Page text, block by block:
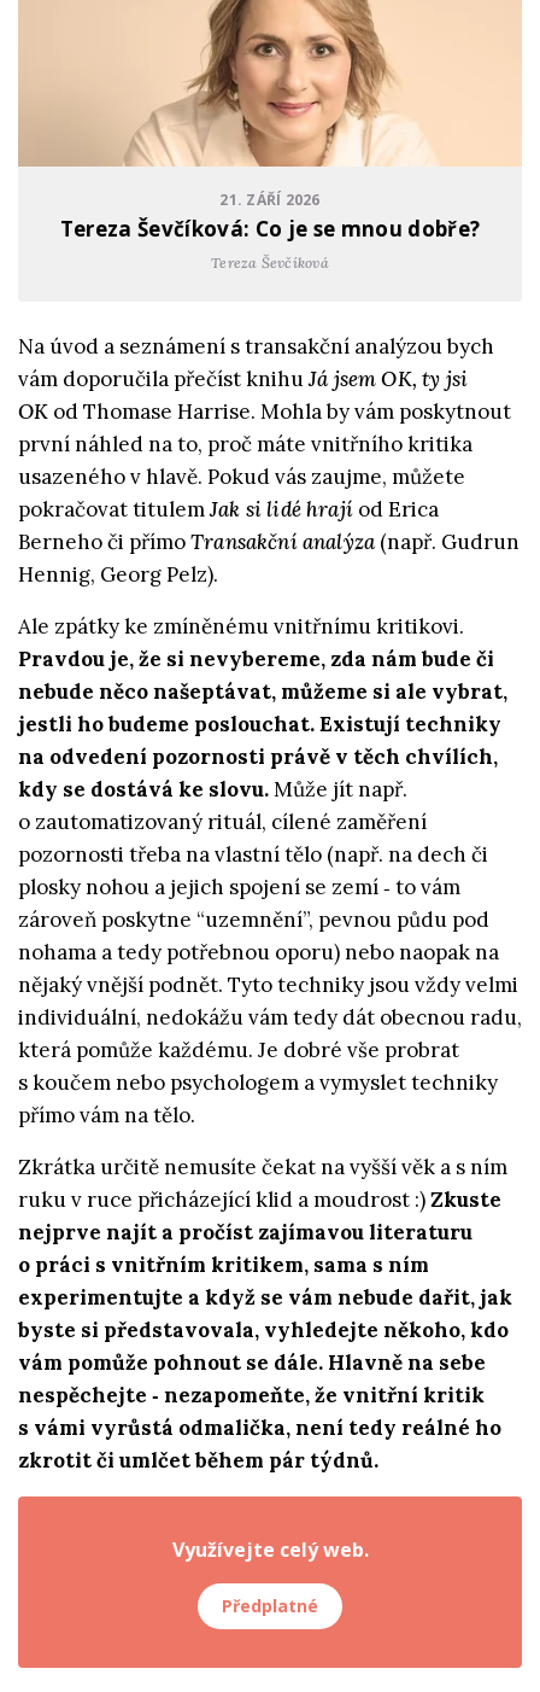
21. ZÁŘÍ 2026
Tereza Ševčíková: Co je se mnou dobře?
Tereza Ševčíková
Na úvod a seznámení s transakční analýzou bych
vám doporučila přečíst knihuJá jsem OK, ty jsi
OK od Thomase Harrise. Mohla by vám poskytnout
první náhled na to, proč máte vnitřního kritika
usazeného v hlavě. Pokud vás zaujme, můžete
pokračovat titulemJak si lidé hrajíod Erica
Berneho či přímoTransakční analýza (např. Gudrun
Hennig, Georg Pelz).
Ale zpátky ke zmíněnému vnitřnímu kritikovi.
Pravdou je, že si nevybereme, zda nám bude či
nebude něco našeptávat, můžeme si ale vybrat,
jestli ho budeme poslouchat. Existují techniky
na odvedení pozornosti právě v těch chvílích,
kdy se dostává ke slovu.Může jít např.
o zautomatizovaný rituál, cílené zaměření
pozornosti třeba na vlastní tělo (např. na dech či
plosky nohou a jejich spojení se zemí ‑­ to vám
zároveň poskytne “uzemnění”, pevnou půdu pod
nohama a tedy potřebnou oporu) nebo naopak na
nějaký vnější podnět. Tyto techniky jsou vždy velmi
individuální, nedokážu vám tedy dát obecnou radu,
která pomůže každému. Je dobré vše probrat
s koučem nebo psychologem a vymyslet techniky
přímo vám na tělo.
Zkrátka určitě nemusíte čekat na vyšší věk a s ním
ruku v ruce přicházející klid a moudrost :)Zkuste
nejprve najít a pročíst zajímavou literaturu
o práci s vnitřním kritikem, sama s ním
experimentujte a když se vám nebude dařit, jak
byste si představovala, vyhledejte někoho, kdo
vám pomůže pohnout se dále. Hlavně na sebe
nespěchejte ‑­ nezapomeňte, že vnitřní kritik
s vámi vyrůstá odmalička, není tedy reálné ho
zkrotit či umlčet během pár týdnů.
Využívejte celý web.
Předplatné